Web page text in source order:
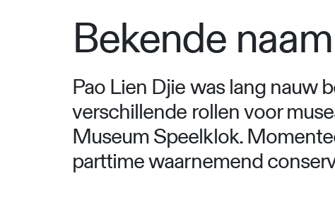
Bekende
Pao Lien Djie was lang nauw
verschillende rollen voor
Museum Speelklok.
parttime waarnemend